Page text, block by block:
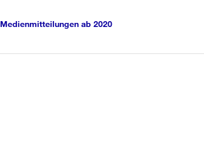
Medienmitteilungen ab 2020